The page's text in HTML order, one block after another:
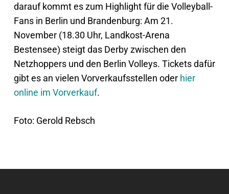
darauf kommt es zum Highlight für die Volleyball-
Fans in Berlin und Brandenburg: Am 21.
November (18.30 Uhr, Landkost-Arena
Bestensee) steigt das Derby zwischen den
Netzhoppers und den Berlin Volleys. Tickets dafür
gibt es an vielen Vorverkaufsstellen oder hier
online im Vorverkauf.
Foto: Gerold Rebsch